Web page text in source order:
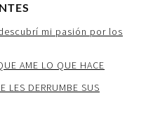
descubrí mi pasión por los
AME LO QUE HACE
LES DERRUMBE SUS